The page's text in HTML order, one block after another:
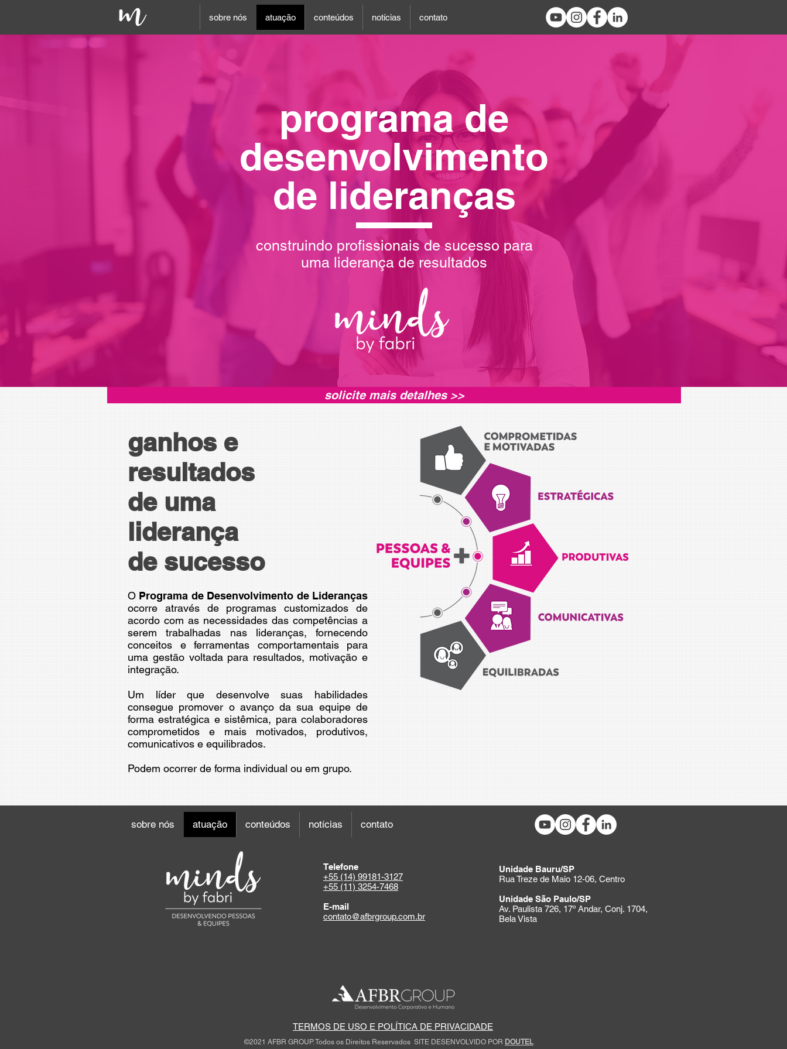
sobre nós atuação conteúdos notícias contato
programa de
desenvolvimento
de lideranças
construindo profissionais de sucesso para
uma liderança de resultados
solicite mais detalhes >>
ganhos e
resultados
de uma
liderança
de sucesso
O Programa de Desenvolvimento de Lideranças
ocorre através de programas customizados de
acordo com as necessidades das competências a
serem trabalhadas nas lideranças, fornecendo
conceitos e ferramentas comportamentais para
uma gestão voltada para resultados, motivação e
integração.
Um líder que desenvolve suas habilidades
consegue promover o avanço da sua equipe de
forma estratégica e sistêmica, para colaboradores
comprometidos e mais motivados, produtivos,
comunicativos e equilibrados.
Podem ocorrer de forma individual ou em grupo.
sobre nós atuação conteúdos notícias contato
Telefone
+55 (14) 99181-3127
+55 (11) 3254-7468
E-mail
contato@afbrgroup.com.br
Unidade Bauru/SP
Rua Treze de Maio 12-06, Centro
Unidade São Paulo/SP
Av. Paulista 726, 17º Andar, Conj. 1704,
Bela Vista
TERMOS DE USO E POLÍTICA DE PRIVACIDADE
©2021 AFBR GROUP. Todos os Direitos Reservados SITE DESENVOLVIDO POR DOUTEL